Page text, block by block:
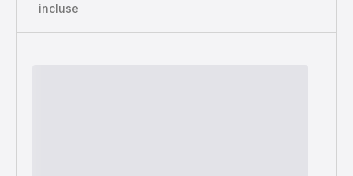
incluse